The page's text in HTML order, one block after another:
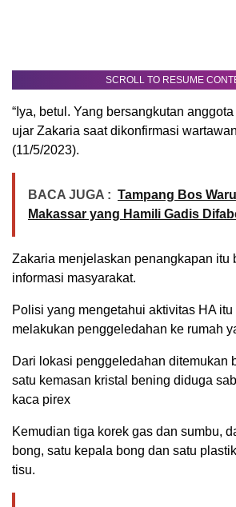
SCROLL TO RESUME
“Iya, betul. Yang bersangkutan
ujar Zakaria saat dikonfirmasi
(11/5/2023).
BACA JUGA : Tampang Bos
Makassar yang Hamili Gadis
Zakaria menjelaskan penangkapan itu
informasi masyarakat.
Polisi yang mengetahui aktivitas HA
melakukan penggeledahan ke rumah
Dari lokasi penggeledahan ditemukan
satu kemasan kristal bening diduga
kaca pirex
Kemudian tiga korek gas dan sumbu,
bong, satu kepala bong dan satu
tisu.